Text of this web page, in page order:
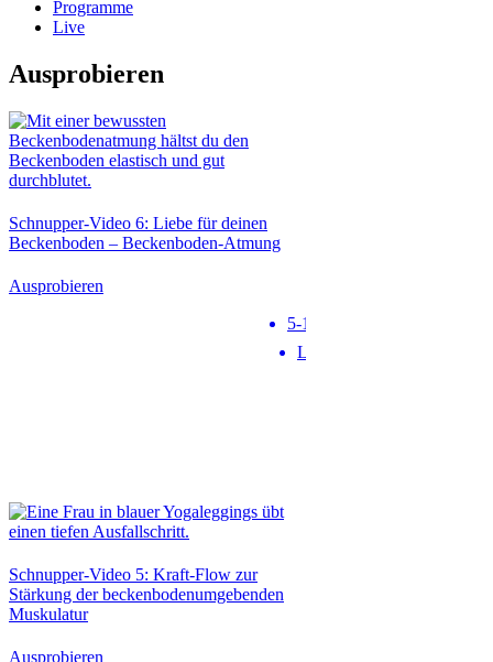
Programme
Live
Ausprobieren
Schnupper-Video 6: Liebe für deinen
Beckenboden – Beckenboden-Atmung
Ausprobieren
5-10 min
Level 1
Schnupper-Video 5: Kraft-Flow zur
Stärkung der beckenbodenumgebenden
Muskulatur
Ausprobieren